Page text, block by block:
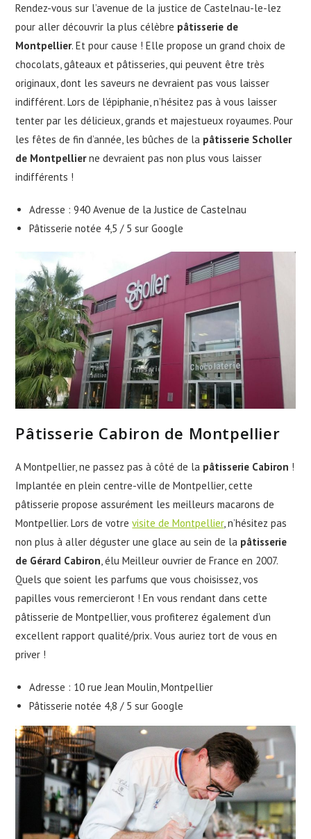
Rendez-vous sur l’avenue de la justice de Castelnau-le-lez
pour aller découvrir la plus célèbre pâtisserie de
Montpellier. Et pour cause ! Elle propose un grand choix de
chocolats, gâteaux et pâtisseries, qui peuvent être très
originaux, dont les saveurs ne devraient pas vous laisser
indifférent. Lors de l’épiphanie, n’hésitez pas à vous laisser
tenter par les délicieux, grands et majestueux royaumes. Pour
les fêtes de fin d’année, les bûches de la pâtisserie Scholler
de Montpellierne devraient pas non plus vous laisser
indifférents !
Adresse : 940 Avenue de la Justice de Castelnau
Pâtisserie notée 4,5 / 5 sur Google
Pâtisserie Cabiron de Montpellier
A Montpellier, ne passez pas à côté de la pâtisserie Cabiron !
Implantée en plein centre-ville de Montpellier, cette
pâtisserie propose assurément les meilleurs macarons de
Montpellier. Lors de votrevisite de Montpellier, n’hésitez pas
non plus à aller déguster une glace au sein de la pâtisserie
de Gérard Cabiron, élu Meilleur ouvrier de France en 2007.
Quels que soient les parfums que vous choisissez, vos
papilles vous remercieront ! En vous rendant dans cette
pâtisserie de Montpellier, vous profiterez également d’un
excellent rapport qualité/prix. Vous auriez tort de vous en
priver !
Adresse : 10 rue Jean Moulin, Montpellier
Pâtisserie notée 4,8 / 5 sur Google